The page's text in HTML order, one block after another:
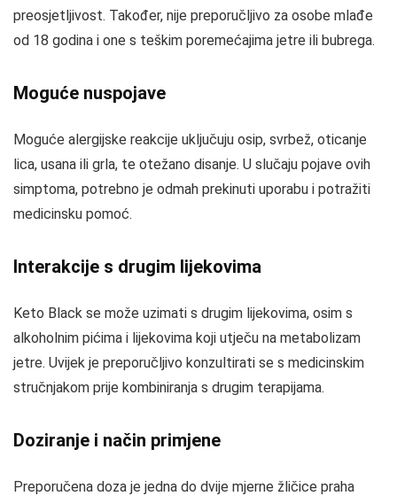
preosjetljivost. Također, nije preporučljivo za osobe mlađe
od 18 godina i one s teškim poremećajima jetre ili bubrega.
Moguće nuspojave
Moguće alergijske reakcije uključuju osip, svrbež, oticanje
lica, usana ili grla, te otežano disanje. U slučaju pojave ovih
simptoma, potrebno je odmah prekinuti uporabu i potražiti
medicinsku pomoć.
Interakcije s drugim lijekovima
Keto Black se može uzimati s drugim lijekovima, osim s
alkoholnim pićima i lijekovima koji utječu na metabolizam
jetre. Uvijek je preporučljivo konzultirati se s medicinskim
stručnjakom prije kombiniranja s drugim terapijama.
Doziranje i način primjene
Preporučena doza je jedna do dvije mjerne žličice praha